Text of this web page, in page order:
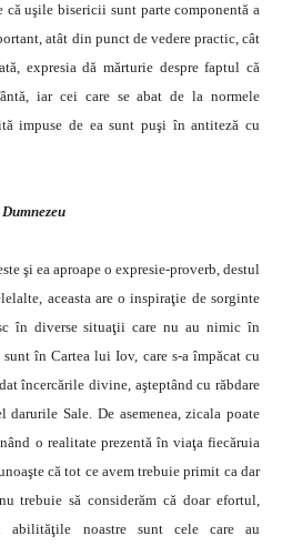
uşile bisericii sunt parte componentă a
atât din punct de vedere practic, cât
expresia dă mărturie despre faptul că
iar cei care se abat de la normele
impuse de ea sunt puşi în antiteză cu
şi ea aproape o expresie-proverb, destul
aceasta are o inspiraţie de sorginte
în diverse situaţii care nu au nimic în
în Cartea lui Iov, care s-a împăcat cu
încercările divine, aşteptând cu răbdare
darurile Sale. De asemenea, zicala poate
o realitate prezentă în viaţa fiecăruia
că tot ce avem trebuie primit ca dar
trebuie să considerăm că doar efortul,
abilităţile noastre sunt cele care au